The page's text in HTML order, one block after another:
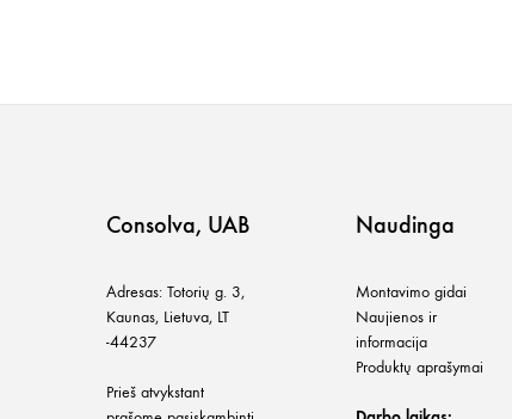
Consolva, UAB
Adresas: Totorių g. 3,
Kaunas, Lietuva, LT
-44237
Prieš atvykstant
Naudinga
Montavimo gidai
Naujienos ir
informacija
Produktų aprašymai